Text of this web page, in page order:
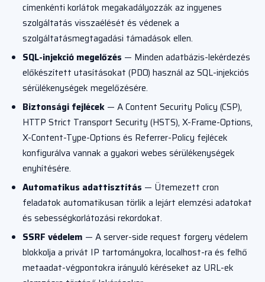
címenkénti korlátok megakadályozzák az ingyenes
szolgáltatás visszaélését és védenek a
szolgáltatásmegtagadási támadások ellen.
SQL-injekció megelőzés — Minden adatbázis-lekérdezés
előkészített utasításokat (PDO) használ az SQL-injekciós
sérülékenységek megelőzésére.
Biztonsági fejlécek — A Content Security Policy (CSP),
HTTP Strict Transport Security (HSTS), X-Frame-Options,
X-Content-Type-Options és Referrer-Policy fejlécek
konfigurálva vannak a gyakori webes sérülékenységek
enyhítésére.
Automatikus adattisztítás — Ütemezett cron
feladatok automatikusan törlik a lejárt elemzési adatokat
és sebességkorlátozási rekordokat.
SSRF védelem — A server-side request forgery védelem
blokkolja a privát IP tartományokra, localhost-ra és felhő
metaadat-végpontokra irányuló kéréseket az URL-ek